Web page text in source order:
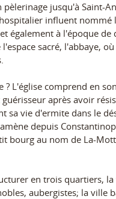
pèlerinage jusqu'à Saint-
influent nommé
également à l'époque
sacré, l'abbaye,
L'église comprend en
après avoir
sa vie d'ermite dans le
depuis
bourg au nom de La-
en trois quartiers,
aubergistes; la ville